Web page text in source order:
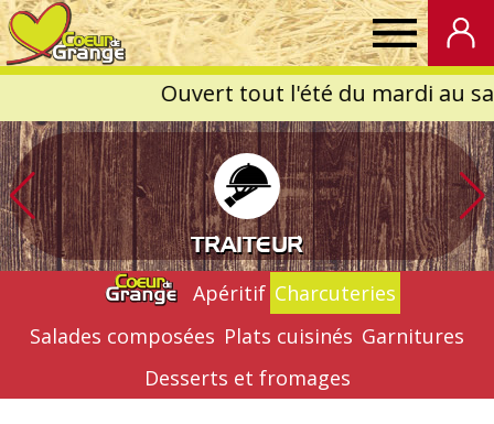
Coeur
Grange
TRAITEUR
Apéritif Charcuteries
Salades composées Plats cuisinés Garnitures
Desserts et fromages